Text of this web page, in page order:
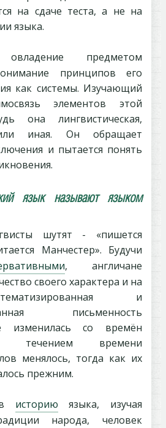
на сдаче теста, а не на
языка.
предметом
принципов его
как системы. Изучающий
элементов этой
она лингвистическая,
или иная. Он обращает
и пытается понять
язык называют языком
шутят - «пишется
Манчестер». Будучи
, англичане
своего характера и на
и
письменность
изменилась со времён
течением времени
менялось, тогда как их
прежним.
историю языка, изучая
народа, человек